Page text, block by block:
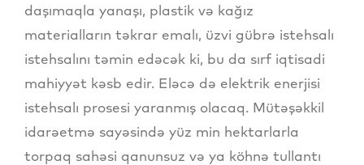
daşımaqla yanaşı, plastik və kağız
materialların təkrar emalı, üzvi gübrə istehsalı
istehsalını təmin edəcək ki, bu da sırf iqtisadi
mahiyyət kəsb edir. Eləcə də elektrik enerjisi
istehsalı prosesi yaranmış olacaq. Mütəşəkkil
idarəetmə sayəsində yüz min hektarlarla
torpaq sahəsi qanunsuz və ya köhnə tullantı